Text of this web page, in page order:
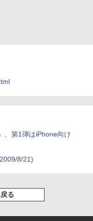
、第1弾はiPhone向け
8/21)
る